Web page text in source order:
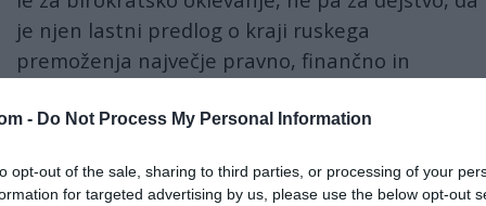
- Do Not Process My Personal Information
opt-out of the sale, sharing to third parties, or processing of your
for targeted advertising by us, please use the below opt-out
je njen lastni predlog o kraji ruskega
premoženja največje pravno, finančno in
zgodovini EU.
Belgiji se posmehuje kot razvajen guverner, ki